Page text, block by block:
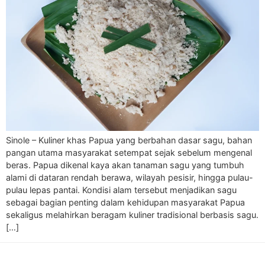
Sinole – Kuliner khas Papua yang berbahan dasar sagu, bahan
pangan utama masyarakat setempat sejak sebelum mengenal
beras. Papua dikenal kaya akan tanaman sagu yang tumbuh
alami di dataran rendah berawa, wilayah pesisir, hingga pulau-
pulau lepas pantai. Kondisi alam tersebut menjadikan sagu
sebagai bagian penting dalam kehidupan masyarakat Papua
sekaligus melahirkan beragam kuliner tradisional berbasis sagu.
[…]